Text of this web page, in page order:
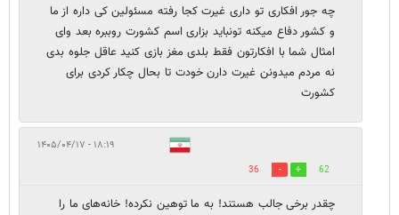
چه جور افکاری تو داری غیرت کجا رفته مسئولین کی داره از ما
و کشور دفاع میکنه تونباید بزاری اسم کشورت روببره بعد وای
امثال شما با افکارتون فقط بلدی مغز بازی کنید عاقل جلوه بدی
نه مردم میدونن غیرت دارن خودت تا بحال چکار کردی برای
کشورت
۱۸:۱۹ - ۱۴۰۵/۰۴/۱۷
62
36
چقدر برخی جالب هستند! به ما توهین نکرده! خانه‌های ما را